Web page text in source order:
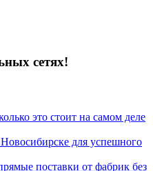
сетях!
это стоит на самом деле
для успешного
поставки от фабрик без